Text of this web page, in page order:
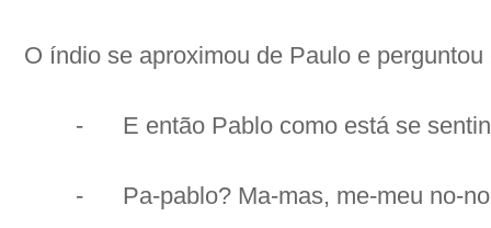
O índio se aproximou de Paulo e
- E então Pablo como está se
- Pa-pablo? Ma-mas, me-meu no-